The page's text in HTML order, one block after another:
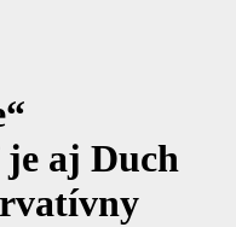
aj Duch